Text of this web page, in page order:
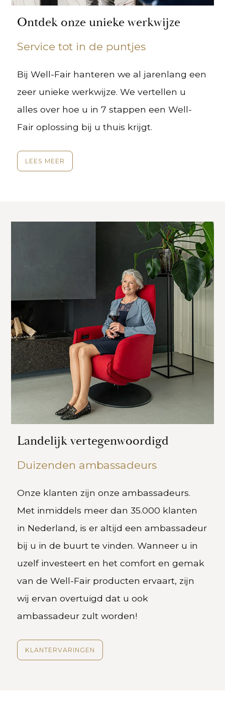
Ontdek onze unieke werkwijze
Service tot in de puntjes
Bij Well-Fair hanteren we al jarenlang een
zeer unieke werkwijze. We vertellen u
alles over hoe u in 7 stappen een Well-
Fair oplossing bij u thuis krijgt.
LEES MEER
Landelijk vertegenwoordigd
Duizenden ambassadeurs
Onze klanten zijn onze ambassadeurs.
Met inmiddels meer dan 35.000 klanten
in Nederland, is er altijd een ambassadeur
bij u in de buurt te vinden. Wanneer u in
uzelf investeert en het comfort en gemak
van de Well-Fair producten ervaart, zijn
wij ervan overtuigd dat u ook
ambassadeur zult worden!
KLANTERVARINGEN